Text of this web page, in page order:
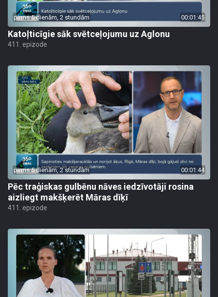
pirms 5 dienām, 2 stundām 00:01:45
Katoļticīgie sāk svētceļojumu uz Aglonu
411. epizode
pirms 5 dienām, 2 stundām 00:01:44
Pēc traģiskas gulbēnu nāves iedzīvotāji rosina
aizliegt makšķerēt Māras dīķī
411. epizode